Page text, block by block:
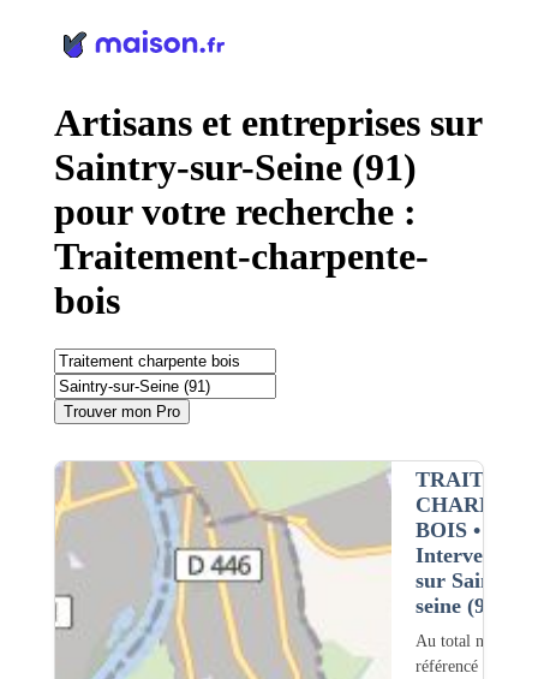
Artisans et entreprises sur
Saintry-sur-Seine (91)
pour votre recherche :
Traitement-charpente-
bois
Trouver mon Pro
BOIS•
Intervention
sur Saintry-
seine (91)
Au total nous
référencé